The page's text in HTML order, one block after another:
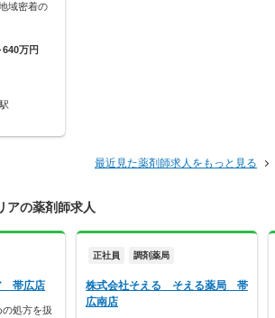
域密着の
640万円
最近見た薬剤師求人をもっと見る
アの薬剤師求人
帯広店
処方を扱
正社員 調剤薬局
株式会社そえる そえる薬局 帯
広南店